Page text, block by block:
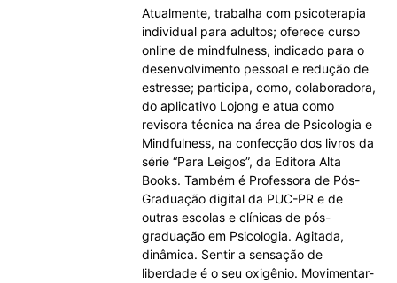
Atualmente, trabalha com psicoterapia
individual para adultos; oferece curso
online de mindfulness, indicado para o
desenvolvimento pessoal e redução de
estresse; participa, como, colaboradora,
do aplicativo Lojong e atua como
revisora técnica na área de Psicologia e
Mindfulness, na confecção dos livros da
série “Para Leigos”, da Editora Alta
Books. Também é Professora de Pós-
Graduação digital da PUC-PR e de
outras escolas e clínicas de pós-
graduação em Psicologia. Agitada,
dinâmica. Sentir a sensação de
liberdade é o seu oxigênio. Movimentar-